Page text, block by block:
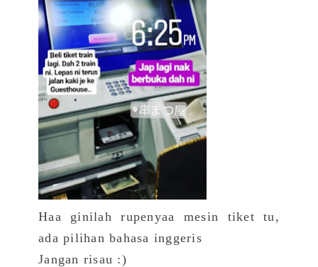
Haa ginilah rupenyaa mesin tiket tu,
ada pilihan bahasa inggeris
Jangan risau :)